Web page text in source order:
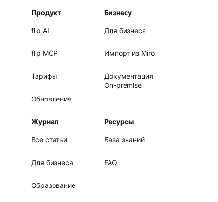
Продукт
flip AI
flip MCP
Тарифы
Обновления
Бизнесу
Для бизнеса
Импорт из Miro
Документация
On-premise
Журнал
Все статьи
Для бизнеса
Образование
Ресурсы
База знаний
FAQ